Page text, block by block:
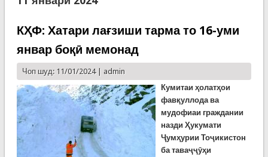
КҲФ: Хатари лағзиши тарма то 16-уми
январ боқӣ мемонад
Чоп шуд: 11/01/2024 | admin
Кумитаи ҳолатҳои
фавқуллода ва
мудофиаи граждании
назди Ҳукумати
Ҷумҳурии Тоҷикистон
ба таваҷҷӯҳи